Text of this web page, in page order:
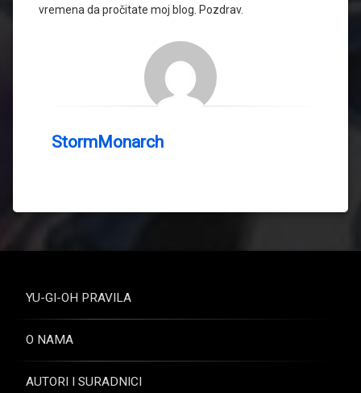
vremena da pročitate moj blog. Pozdrav.
StormMonarch
YU-GI-OH PRAVILA
O NAMA
AUTORI I SURADNICI